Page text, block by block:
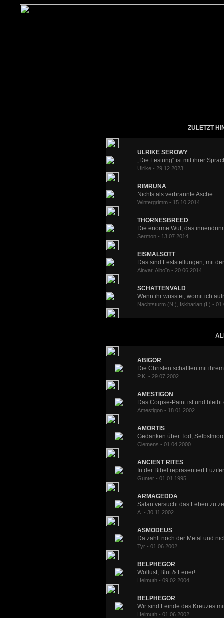
ZULETZT
ULRIKE SEROWY
„Die Festung“ ist mit ihrer
Ulrike - 29.12.2023
RIMRUNA
Nichts als verbrannte Asche
Wintergrimm - 15.10.2014
THORNESBREED
Die enorme Wut, das
Sermon - 13.07.2014
EISMALSOTT
Das sind Feststellungen, mit
Ainvar, Alboîn - 20.06.2014
SCHATTENVALD
Wenn ihr wüsstet, womit ich
Nachtsturm (N.), Iskharian (I.) -
ABIGOR
Die Christen schafften mit
P.K. - 29.07.2002
AMESTIGON
Das Corpse-Paint ist und bleibt
Amestigon - 18.01.2002
AMORTIS
Gedanken über Tod,
Clemens - 01.04.2000
ANCIENT RITES
In der Bibel repräsentiert
Gunter - 01.01.1995
ARMAGEDDA
Satan versucht das Leben zu
A. - 30.11.2002
ASMODEUS
Da zählt noch der Metal und
Tyr - 01.06.2002
BELPHEGOR
Wollust, Blut & Feuer!
Helmuth - 09.02.2004
BELPHEGOR
Wir sind Feinde des Kreuzes
Helmuth - 01.06.2002